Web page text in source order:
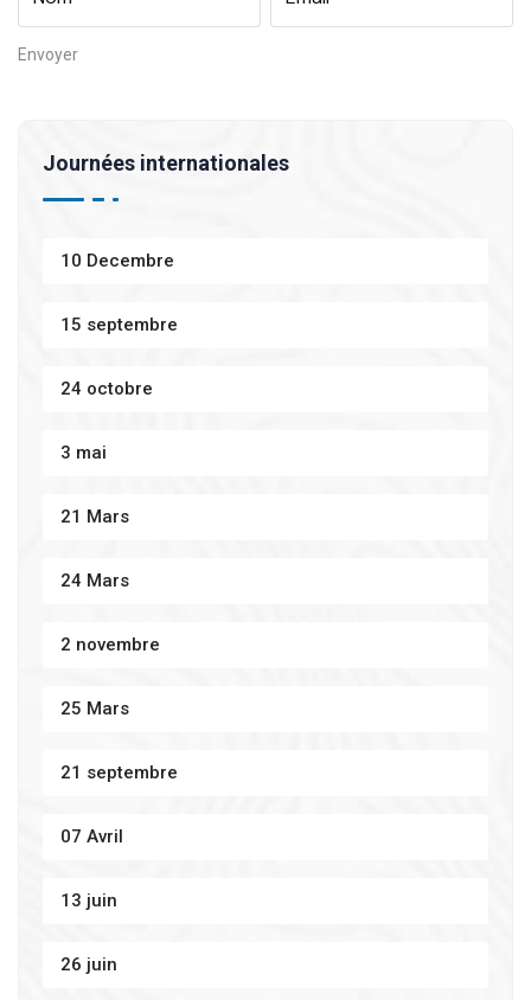
Journées internationales
10 Decembre
15 septembre
24 octobre
3 mai
21 Mars
24 Mars
2 novembre
25 Mars
21 septembre
07 Avril
13 juin
26 juin